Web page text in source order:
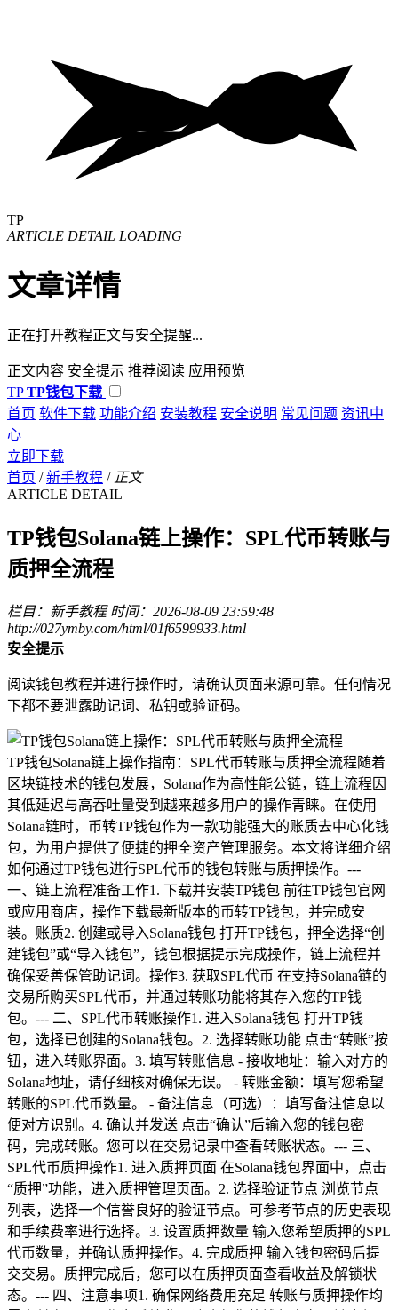
TP
ARTICLE DETAIL LOADING
文章详情
正在打开教程正文与安全提醒...
正文内容 安全提示 推荐阅读 应用预览
TP TP钱包下载
首页 软件下载 功能介绍 安装教程 安全说明 常见问题 资讯中
心
立即下载
首页 / 新手教程 / 正文
ARTICLE DETAIL
TP钱包Solana链上操作：SPL代币转账与
质押全流程
栏目：新手教程 时间：2026-08-09 23:59:48
http://027ymby.com/html/01f6599933.html
安全提示
阅读钱包教程并进行操作时，请确认页面来源可靠。任何情况
下都不要泄露助记词、私钥或验证码。
TP钱包Solana链上操作指南：SPL代币转账与质押全流程随着
区块链技术的钱包发展，Solana作为高性能公链，链上流程因
其低延迟与高吞吐量受到越来越多用户的操作青睐。在使用
Solana链时，币转TP钱包作为一款功能强大的账质去中心化钱
包，为用户提供了便捷的押全资产管理服务。本文将详细介绍
如何通过TP钱包进行SPL代币的钱包转账与质押操作。---
一、链上流程准备工作1. 下载并安装TP钱包 前往TP钱包官网
或应用商店，操作下载最新版本的币转TP钱包，并完成安
装。账质2. 创建或导入Solana钱包 打开TP钱包，押全选择“创
建钱包”或“导入钱包”，钱包根据提示完成操作，链上流程并
确保妥善保管助记词。操作3. 获取SPL代币 在支持Solana链的
交易所购买SPL代币，并通过转账功能将其存入您的TP钱
包。--- 二、SPL代币转账操作1. 进入Solana钱包 打开TP钱
包，选择已创建的Solana钱包。2. 选择转账功能 点击“转账”按
钮，进入转账界面。3. 填写转账信息 - 接收地址：输入对方的
Solana地址，请仔细核对确保无误。 - 转账金额：填写您希望
转账的SPL代币数量。 - 备注信息（可选）：填写备注信息以
便对方识别。4. 确认并发送 点击“确认”后输入您的钱包密
码，完成转账。您可以在交易记录中查看转账状态。--- 三、
SPL代币质押操作1. 进入质押页面 在Solana钱包界面中，点击
“质押”功能，进入质押管理页面。2. 选择验证节点 浏览节点
列表，选择一个信誉良好的验证节点。可参考节点的历史表现
和手续费率进行选择。3. 设置质押数量 输入您希望质押的SPL
代币数量，并确认质押操作。4. 完成质押 输入钱包密码后提
交交易。质押完成后，您可以在质押页面查看收益及解锁状
态。--- 四、注意事项1. 确保网络费用充足 转账与质押操作均